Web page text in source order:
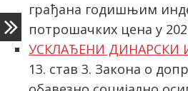
грађана годишњим
потрошачких цена у
УСКЛАЂЕНИ ДИНАРСКИ
13. став 3. Закона о